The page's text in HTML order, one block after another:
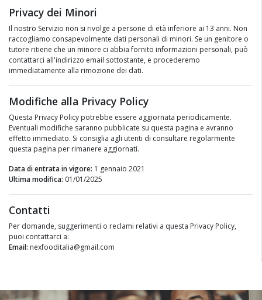
Privacy dei Minori
Il nostro Servizio non si rivolge a persone di età inferiore ai 13 anni. Non
raccogliamo consapevolmente dati personali di minori. Se un genitore o
tutore ritiene che un minore ci abbia fornito informazioni personali, può
contattarci all'indirizzo email sottostante, e procederemo
immediatamente alla rimozione dei dati.
Modifiche alla Privacy Policy
Questa Privacy Policy potrebbe essere aggiornata periodicamente.
Eventuali modifiche saranno pubblicate su questa pagina e avranno
effetto immediato. Si consiglia agli utenti di consultare regolarmente
questa pagina per rimanere aggiornati.
Data di entrata in vigore: 1 gennaio 2021
Ultima modifica: 01/01/2025
Contatti
Per domande, suggerimenti o reclami relativi a questa Privacy Policy,
puoi contattarci a:
Email: nexfooditalia@gmail.com